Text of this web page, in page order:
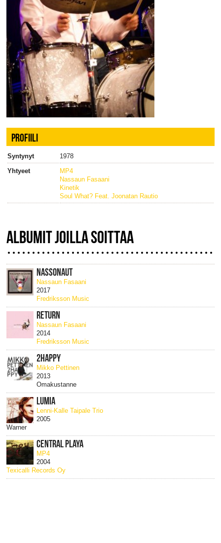
PROFIILI
Syntynyt
1978
Yhtyeet
MP4
Nassaun Fasaani
Kinetik
Soul What? Feat. Joonatan Rautio
ALBUMIT JOILLA SOITTAA
NASSONAUT
Nassaun Fasaani
2017
Fredriksson Music
RETURN
Nassaun Fasaani
2014
Fredriksson Music
2HAPPY
Mikko Pettinen
2013
Omakustanne
LUMIA
Lenni-Kalle Taipale Trio
2005
Warner
CENTRAL PLAYA
MP4
2004
Texicalli Records Oy